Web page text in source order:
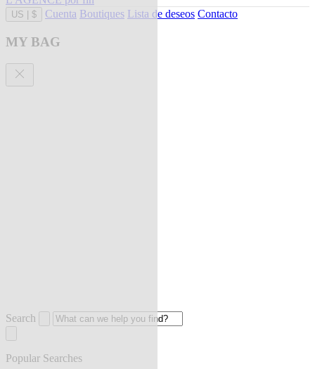
US $ Cuenta Boutiques Lista de deseos Contacto
MY BAG
Search
Popular Searches